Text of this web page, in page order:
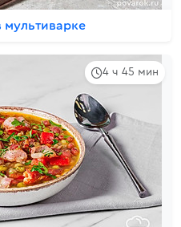
4 ч 45 мин